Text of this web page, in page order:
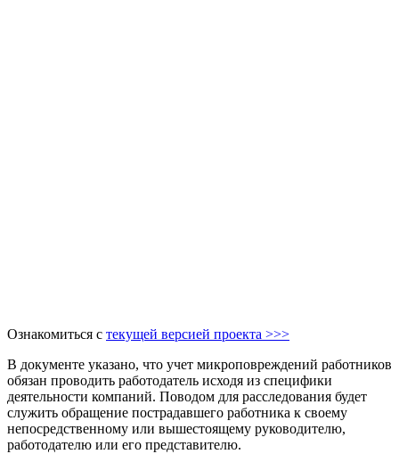
Ознакомиться с текущей версией проекта >>>
В документе указано, что учет микроповреждений работников
обязан проводить работодатель исходя из специфики
деятельности компаний. Поводом для расследования будет
служить обращение пострадавшего работника к своему
непосредственному или вышестоящему руководителю,
работодателю или его представителю.